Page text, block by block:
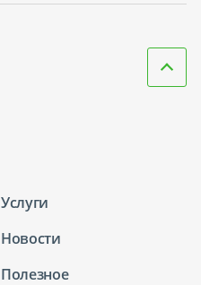
Услуги
Новости
Полезное